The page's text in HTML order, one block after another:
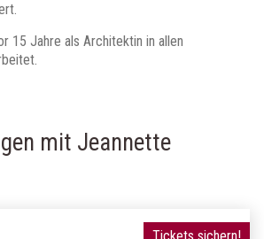
15 Jahre als Architektin in allen
mit Jeannette